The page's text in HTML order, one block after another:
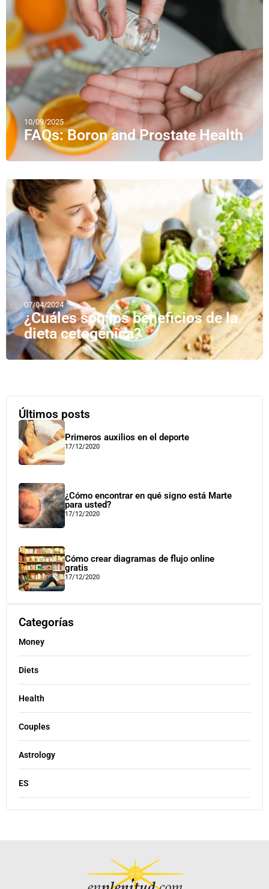
10/09/2025
FAQs: Boron and Prostate Health
07/04/2024
¿Cuáles son los beneficios de la
dieta cetogénica?
Últimos posts
Primeros auxilios en el deporte
17/12/2020
¿Cómo encontrar en qué signo está Marte
para usted?
17/12/2020
Cómo crear diagramas de flujo online
gratis
17/12/2020
Categorías
Money
Diets
Health
Couples
Astrology
ES